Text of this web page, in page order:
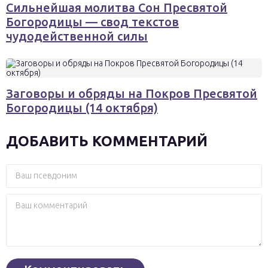
Сильнейшая молитва Сон Пресвятой
Богородицы — свод текстов
чудодейственной силы
Заговоры и обряды на Покров Пресвятой
Богородицы (14 октября)
ДОБАВИТЬ КОММЕНТАРИЙ